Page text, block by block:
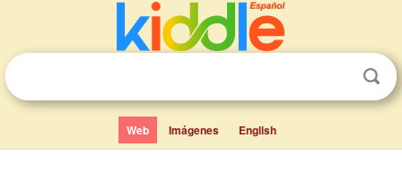
Web Imágenes English